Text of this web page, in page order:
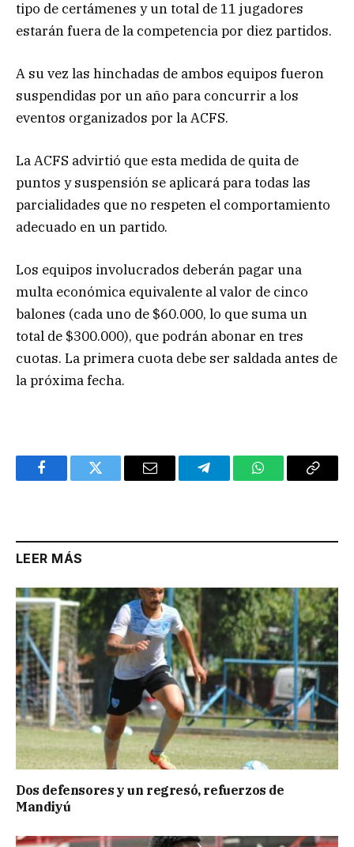
tipo de certámenes y un total de 11 jugadores
estarán fuera de la competencia por diez partidos.
A su vez las hinchadas de ambos equipos fueron
suspendidas por un año para concurrir a los
eventos organizados por la ACFS.
La ACFS advirtió que esta medida de quita de
puntos y suspensión se aplicará para todas las
parcialidades que no respeten el comportamiento
adecuado en un partido.
Los equipos involucrados deberán pagar una
multa económica equivalente al valor de cinco
balones (cada uno de $60.000, lo que suma un
total de $300.000), que podrán abonar en tres
cuotas. La primera cuota debe ser saldada antes de
la próxima fecha.
FacebookTwitter Email TelegramWhatsAppCopy
LEER MÁS
Dos defensores y un regresó, refuerzos de
Mandiyú